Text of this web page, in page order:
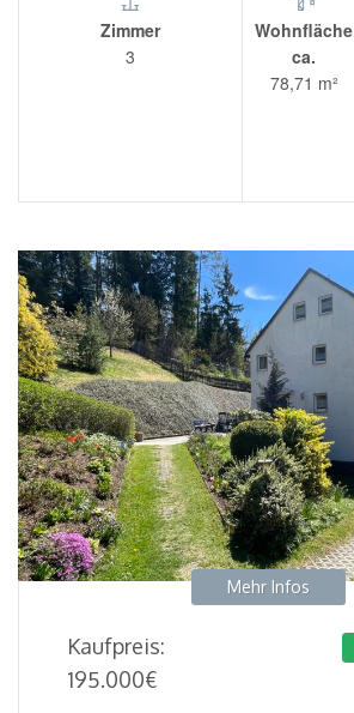
Zimmer
3
Wohnfläche
ca.
78,71 m²
Mehr Infos
Kaufpreis:
195.000€